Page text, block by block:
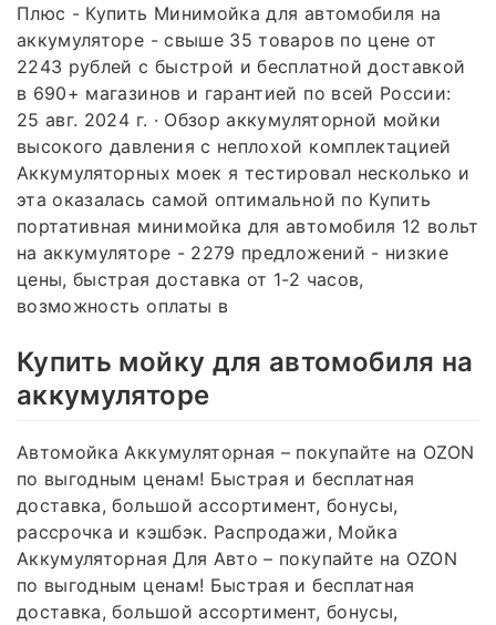
Плюс - Купить Минимойка для автомобиля на
аккумуляторе - свыше 35 товаров по цене от
2243 рублей с быстрой и бесплатной доставкой
в 690+ магазинов и гарантией по всей России:
25 авг. 2024 г. · Обзор аккумуляторной мойки
высокого давления с неплохой комплектацией
Аккумуляторных моек я тестировал несколько и
эта оказалась самой оптимальной по Купить
портативная минимойка для автомобиля 12 вольт
на аккумуляторе - 2279 предложений - низкие
цены, быстрая доставка от 1-2 часов,
возможность оплаты в
Купить мойку для автомобиля на
аккумуляторе
Автомойка Аккумуляторная – покупайте на OZON
по выгодным ценам! Быстрая и бесплатная
доставка, большой ассортимент, бонусы,
рассрочка и кэшбэк. Распродажи, Мойка
Аккумуляторная Для Авто – покупайте на OZON
по выгодным ценам! Быстрая и бесплатная
доставка, большой ассортимент, бонусы,